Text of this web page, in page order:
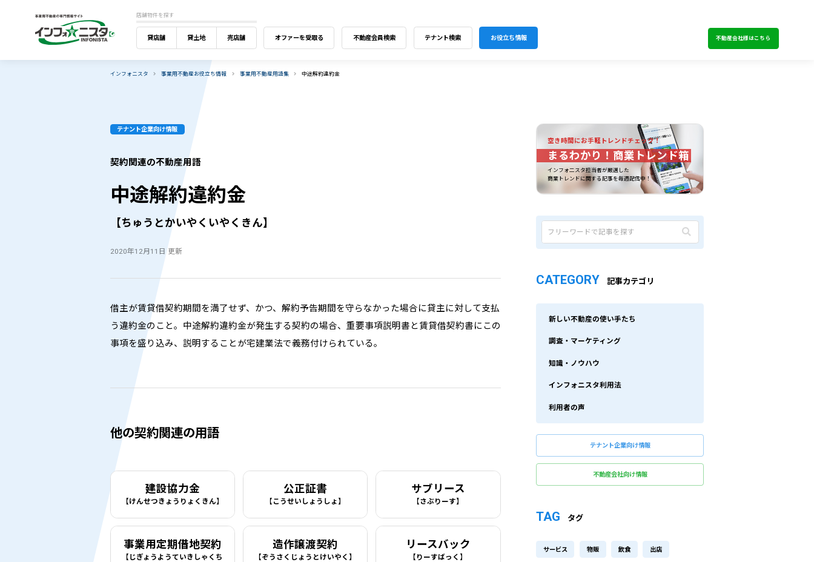
店舗物件を探す
貸店舗 貸土地 売店舗 オファーを受取る 不動産会員検索 テナント検索 お役立ち情報 不動産会社様はこちら
インフォニスタ 事業用不動産お役立ち情報 事業用不動産用語集 中途解約違約金
テナント企業向け情報
契約関連の不動産用語
中途解約違約金
【ちゅうとかいやくいやくきん】
2020年12月11日 更新
借主が賃貸借契約期間を満了せず、かつ、解約予告期間を守らなかった場合に貸主に対して支払
う違約金のこと。中途解約違約金が発生する契約の場合、重要事項説明書と賃貸借契約書にこの
事項を盛り込み、説明することが宅建業法で義務付けられている。
他の契約関連の用語
建設協力金
【けんせつきょうりょくきん】
公正証書
【こうせいしょうしょ】
サブリース
【さぶりーす】
事業用定期借地契約
【じぎょうようていきしゃくち
造作譲渡契約
【ぞうさくじょうとけいやく】
リースバック
【りーすばっく】
空き時間にお手軽トレンドチェック！
まるわかり！商業トレンド箱
インフォ二スタ担当者が厳選した
商業トレンドに関する記事を毎週配信中！
CATEGORY 記事カテゴリ
新しい不動産の使い手たち
調査・マーケティング
知識・ノウハウ
インフォニスタ利用法
利用者の声
テナント企業向け情報
不動産会社向け情報
TAG タグ
サービス 物販 飲食 出店